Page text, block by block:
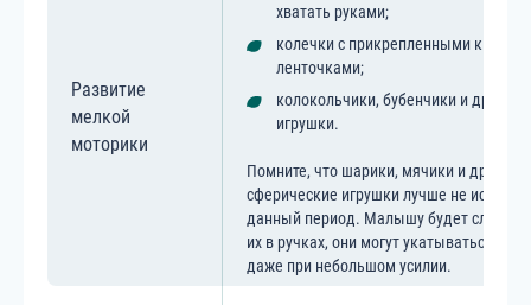
Развитие
мелкой
моторики
хватать руками;
колечки с прикрепленными к ним
ленточками;
колокольчики, бубенчики и другие
игрушки.
Помните, что шарики, мячики и другие
сферические игрушки лучше не
данный период. Малышу будет сложно
их в ручках, они могут укатываться
даже при небольшом усилии.